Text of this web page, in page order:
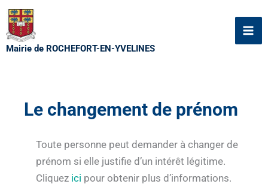
Aller
au
contenu
Mairie de ROCHEFORT-EN-YVELINES
Le changement de prénom
Toute personne peut demander à changer de
prénom si elle justifie d’un intérêt légitime.
Cliquez ici pour obtenir plus d’informations.